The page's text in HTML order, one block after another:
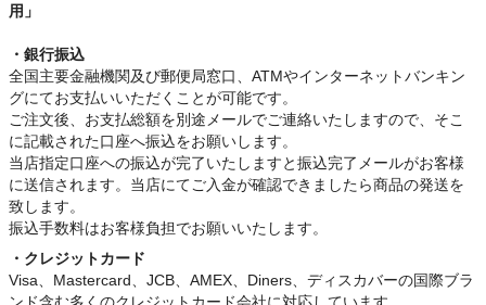
用」
・銀行振込
全国主要金融機関及び郵便局窓口、ATMやインターネットバンキン
グにてお支払いいただくことが可能です。
ご注文後、お支払総額を別途メールでご連絡いたしますので、そこ
に記載された口座へ振込をお願いします。
当店指定口座への振込が完了いたしますと振込完了メールがお客様
に送信されます。当店にてご入金が確認できましたら商品の発送を
致します。
振込手数料はお客様負担でお願いいたします。
・クレジットカード
Visa、Mastercard、JCB、AMEX、Diners、ディスカバーの国際ブラ